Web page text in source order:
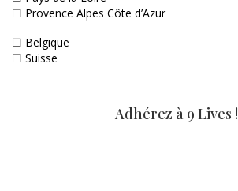
☐ Provence Alpes Côte d’Azur
☐ Belgique
☐ Suisse
Adhérez à 9 Lives !